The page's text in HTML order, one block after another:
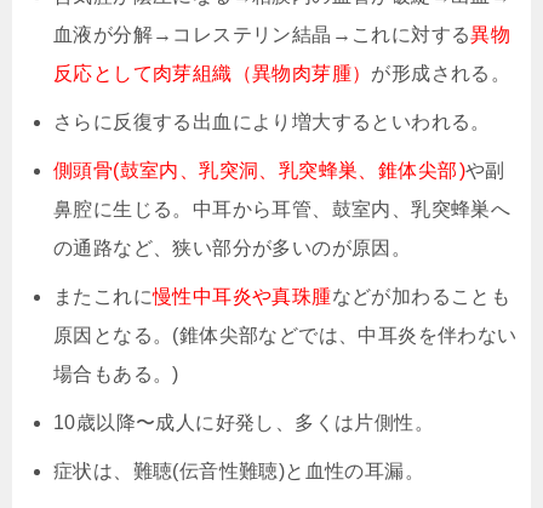
血液が分解→コレステリン結晶→これに対する異物
反応として肉芽組織（異物肉芽腫） が形成される。
さらに反復する出血により増大するといわれる。
側頭骨(鼓室内、乳突洞、乳突蜂巣、錐体尖部)や副
鼻腔に生じる。中耳から耳管、鼓室内、乳突蜂巣へ
の通路など、狭い部分が多いのが原因。
またこれに慢性中耳炎や真珠腫などが加わることも
原因となる。(錐体尖部などでは、中耳炎を伴わない
場合もある。)
10歳以降〜成人に好発し、多くは片側性。
症状は、難聴(伝音性難聴)と血性の耳漏。